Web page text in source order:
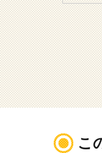
こ